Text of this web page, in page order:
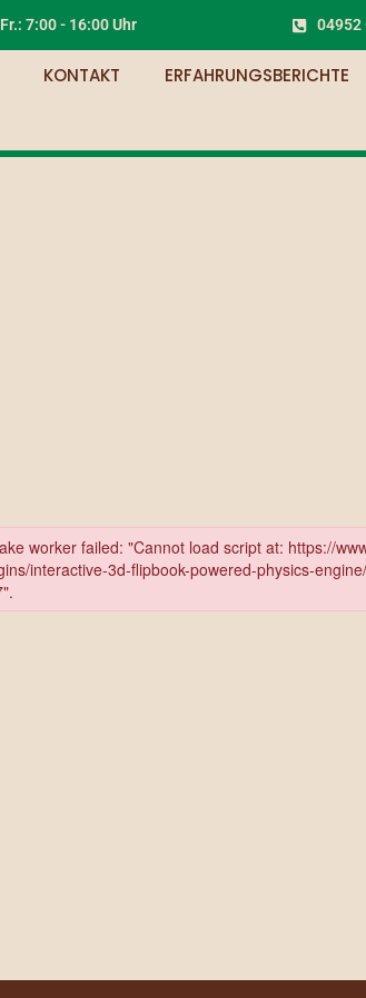
Fr.: 7:00 - 16:00 Uhr 04952
KONTAKT ERFAHRUNGSBERICHTE